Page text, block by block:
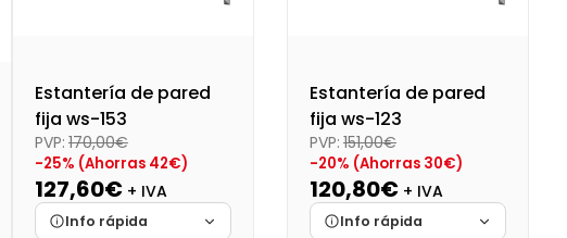
Estantería de pared
fija ws-153
PVP: 170,00€
-25% (Ahorras 42€)
127,60€ + IVA
Info rápida
Estantería de pared
fija ws-123
PVP: 151,00€
-20% (Ahorras 30€)
120,80€ + IVA
Info rápida